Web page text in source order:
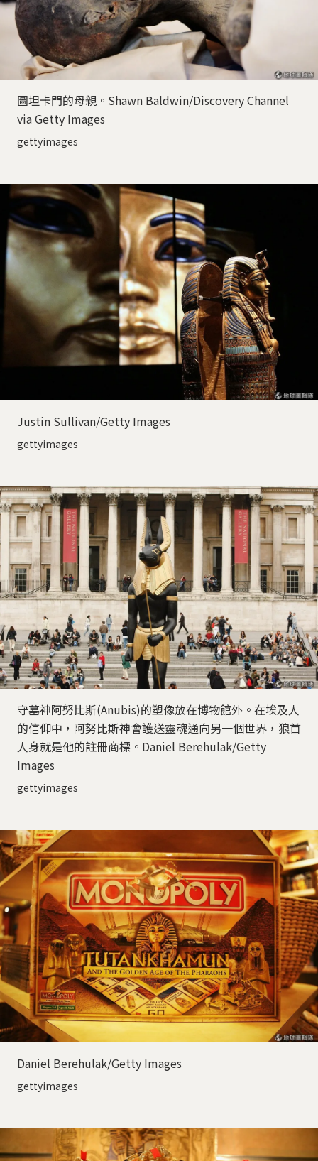
圖坦卡門的母親。Shawn Baldwin/Discovery Channel
via Getty Images
gettyimages
Justin Sullivan/Getty Images
gettyimages
守墓神阿努比斯(Anubis)的塑像放在博物館外。在埃及人
的信仰中，阿努比斯神會護送靈魂通向另一個世界，狼首
人身就是他的註冊商標。Daniel Berehulak/Getty
Images
gettyimages
Daniel Berehulak/Getty Images
gettyimages